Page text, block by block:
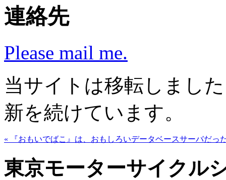
連絡先
Please mail me.
当サイトは移転しまし
新を続けています。
« 『おもいでばこ』は、おもしろいデータベースサーバだっ
東京モーターサイクル